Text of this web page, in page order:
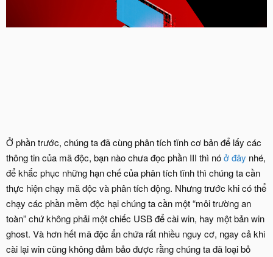
Ở phần trước, chúng ta đã cùng phân tích tĩnh cơ bản để lấy các
thông tin của mã độc, bạn nào chưa đọc phần III thì nóở đây nhé,
để khắc phục những hạn chế của phân tích tĩnh thì chúng ta cần
thực hiện chạy mã độc và phân tích động. Nhưng trước khi có thể
chạy các phần mềm độc hại chúng ta cần một “môi trường an
toàn” chứ không phải một chiếc USB để cài win, hay một bản win
ghost. Và hơn hết mã độc ẩn chứa rất nhiều nguy cơ, ngay cả khi
cài lại win cũng không đảm bảo được rằng chúng ta đã loại bỏ